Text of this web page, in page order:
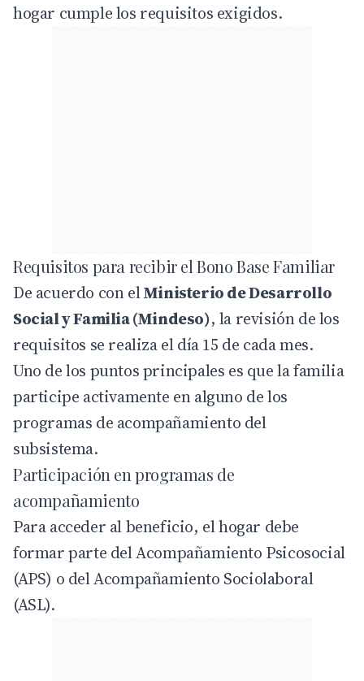
hogar cumple los requisitos exigidos.
Requisitos para recibir el Bono Base Familiar
De acuerdo con elMinisterio de Desarrollo
Social y Familia (Mindeso), la revisión de los
requisitos se realiza el día 15 de cada mes.
Uno de los puntos principales es que la familia
participe activamente en alguno de los
programas de acompañamiento del
subsistema.
Participación en programas de
acompañamiento
Para acceder al beneficio, el hogar debe
formar parte del Acompañamiento Psicosocial
(APS) o del Acompañamiento Sociolaboral
(ASL).